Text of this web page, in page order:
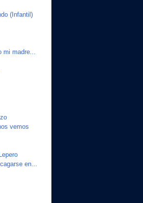
(Infantil)
mi madre...
vemos
en...